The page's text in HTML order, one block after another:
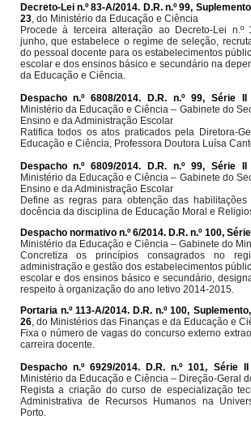
Decreto-Lei n.º 83-A/2014. D.R. n.º 99,
23, do Ministério da Educação e Ciência
Procede à terceira alteração ao Decreto-Lei n.º
junho, que estabelece o regime de seleção,
do pessoal docente para os estabelecimentos
escolar e dos ensinos básico e secundário na
da Educação e Ciência.
Despacho n.º 6808/2014. D.R. n.º 99, Série II
Ministério da Educação e Ciência – Gabinete do
Ensino e da Administração Escolar
Ratifica todos os atos praticados pela Diretora-
Educação e Ciência, Professora Doutora Luísa
Despacho n.º 6809/2014. D.R. n.º 99, Série II
Ministério da Educação e Ciência – Gabinete do
Ensino e da Administração Escolar
Define as regras para obtenção das
docência da disciplina de Educação Moral e
Despacho normativo n.º 6/2014. D.R. n.º 100,
Ministério da Educação e Ciência – Gabinete do
Concretiza os princípios consagrados no
administração e gestão dos estabelecimentos
escolar e dos ensinos básico e secundário,
respeito à organização do ano letivo 2014-2015.
Portaria n.º 113-A/2014. D.R. n.º 100,
26, do Ministérios das Finanças e da Educação e
Fixa o número de vagas do concurso externo
carreira docente.
Despacho n.º 6929/2014. D.R. n.º 101, Série
Ministério da Educação e Ciência – Direção-Geral
Regista a criação do curso de especialização
Administrativa de Recursos Humanos na
Porto.